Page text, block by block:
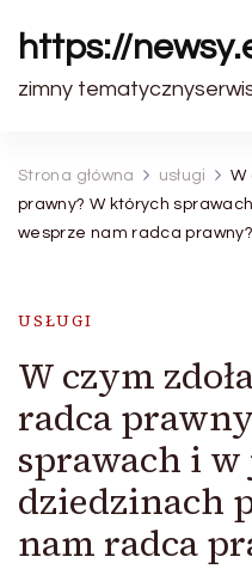
https://
zimny
Strona główna usługi
W
prawny? W których
wesprze nam radca prawny?
USŁUGI
W czym
radca
sprawach i
dziedzinach
nam radca